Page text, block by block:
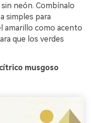
neón. Combínalo
simples para
amarillo como acento
que los verdes
musgoso